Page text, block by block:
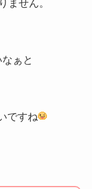
ません。
ぁと
ですね